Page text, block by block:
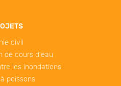
civil
de cours d'eau
les inondations
poissons